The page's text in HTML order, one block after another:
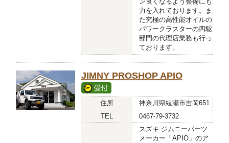
力を入れております。ま
た究極の高性能オイルの
パワークラスターの四駆
部門の代理店業務も行っ
ております。
JIMNY PROSHOP APIO
住所
神奈川県綾瀬市吉岡651
TEL
0467-79-3732
スズキ ジムニーパーツ
メーカー「APIO」のア